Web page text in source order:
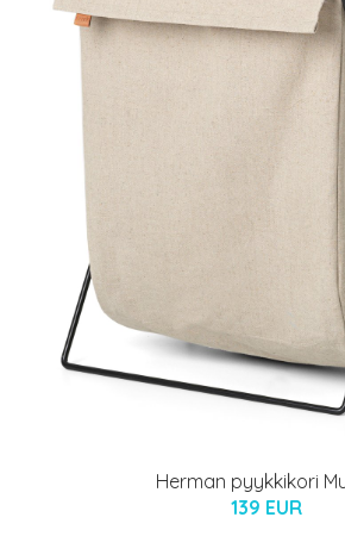
Herman pyykkikori
139 EUR